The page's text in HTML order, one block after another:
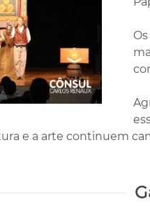
e a arte continuem